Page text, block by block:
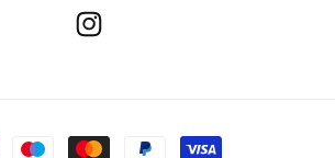
Instagram